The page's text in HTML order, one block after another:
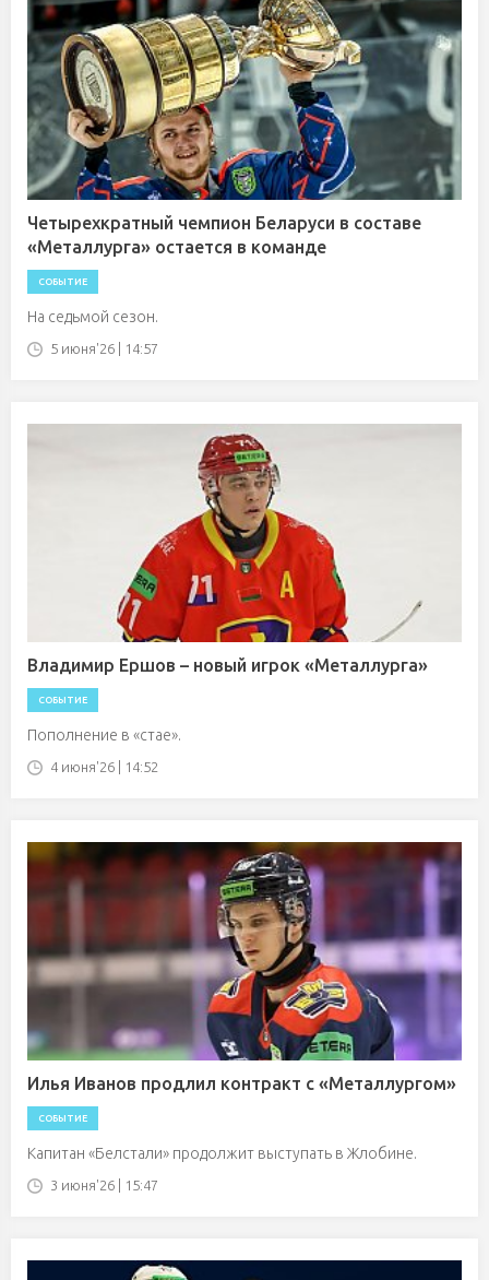
Четырехкратный чемпион Беларуси в составе
«Металлурга» остается в команде
СОБЫТИЕ
На седьмой сезон.
5 июня'26 | 14:57
Владимир Ершов – новый игрок «Металлурга»
СОБЫТИЕ
Пополнение в «стае».
4 июня'26 | 14:52
Илья Иванов продлил контракт с «Металлургом»
СОБЫТИЕ
Капитан «Белстали» продолжит выступать в Жлобине.
3 июня'26 | 15:47